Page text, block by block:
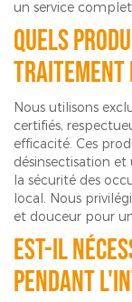
un service
Quels
traitement
Nous utilisons
certifiés,
efficacité. Ces
désinsectisation
la sécurité des
local. Nous
et douceur pour
Est-il
pendant